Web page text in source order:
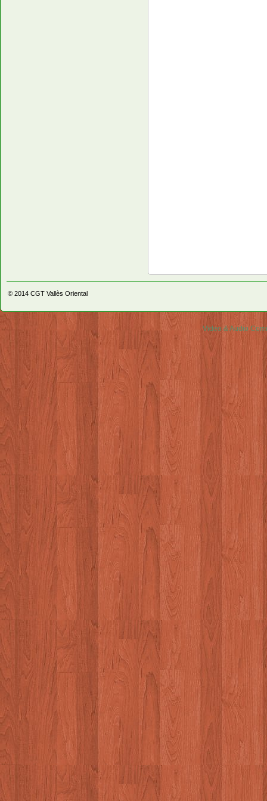
© 2014 CGT Vallès Oriental
Video & Audio